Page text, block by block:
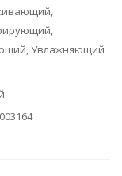
Увлажняющий